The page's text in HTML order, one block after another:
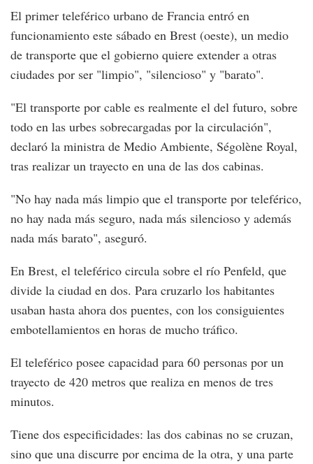
El primer teleférico urbano de Francia entró en
funcionamiento este sábado en Brest (oeste), un medio
de transporte que el gobierno quiere extender a otras
ciudades por ser "limpio", "silencioso" y "barato".
"El transporte por cable es realmente el del futuro, sobre
todo en las urbes sobrecargadas por la circulación",
declaró la ministra de Medio Ambiente, Ségolène Royal,
tras realizar un trayecto en una de las dos cabinas.
"No hay nada más limpio que el transporte por teleférico,
no hay nada más seguro, nada más silencioso y además
nada más barato", aseguró.
En Brest, el teleférico circula sobre el río Penfeld, que
divide la ciudad en dos. Para cruzarlo los habitantes
usaban hasta ahora dos puentes, con los consiguientes
embotellamientos en horas de mucho tráfico.
El teleférico posee capacidad para 60 personas por un
trayecto de 420 metros que realiza en menos de tres
minutos.
Tiene dos especificidades: las dos cabinas no se cruzan,
sino que una discurre por encima de la otra, y una parte